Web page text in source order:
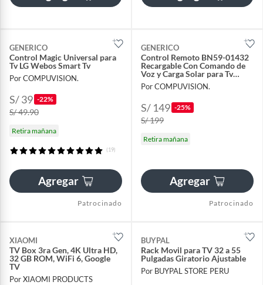
GENERICO
Control Magic Universal para
Tv LG Webos Smart Tv
Por COMPUVISION.
S/ 39 -22%
S/ 49.90
Retira mañana
(19)
Agregar
Patrocinado
GENERICO
Control Remoto BN59-01432
Recargable Con Comando de
Voz y Carga Solar para Tv
Samsung
Por COMPUVISION.
S/ 149 -25%
S/ 199
Retira mañana
Agregar
Patrocinado
XIAOMI
TV Box 3ra Gen, 4K Ultra HD,
32 GB ROM, WiFi 6, Google
TV
Por XIAOMI PRODUCTS
BUYPAL
Rack Movil para TV 32 a 55
Pulgadas Giratorio Ajustable
Por BUYPAL STORE PERU